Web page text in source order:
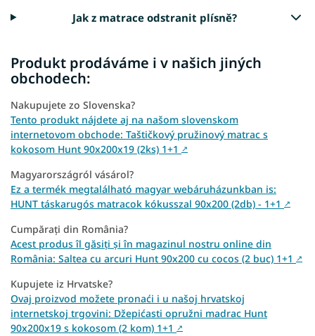
Jak z matrace odstranit plísně?
Produkt prodáváme i v našich jiných
obchodech:
Nakupujete zo Slovenska?
Tento produkt nájdete aj na našom slovenskom
internetovom obchode: Taštičkový pružinový matrac s
kokosom Hunt 90x200x19 (2ks) 1+1 ↗
Magyarországról vásárol?
Ez a termék megtalálható magyar webáruházunkban is:
HUNT táskarugós matracok kókusszal 90x200 (2db) - 1+1 ↗
Cumpărați din România?
Acest produs îl găsiți și în magazinul nostru online din
România: Saltea cu arcuri Hunt 90x200 cu cocos (2 buc) 1+1 ↗
Kupujete iz Hrvatske?
Ovaj proizvod možete pronaći i u našoj hrvatskoj
internetskoj trgovini: Džepićasti opružni madrac Hunt
90x200x19 s kokosom (2 kom) 1+1 ↗